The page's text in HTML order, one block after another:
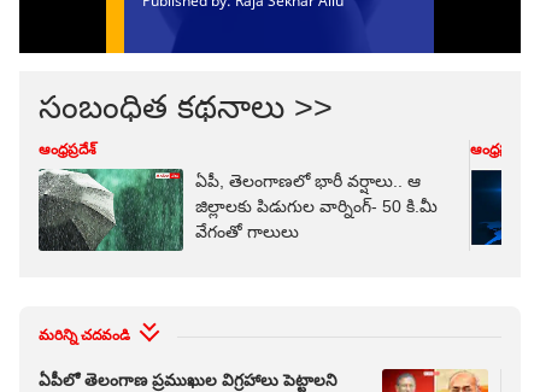
సంబంధిత కథనాలు >>
ఆంధ్రప్రదేశ్
ఏపీ, తెలంగాణలో భారీ వర్షాలు.. ఆ
జిల్లాలకు పిడుగుల వార్నింగ్- 50 కి.మీ
వేగంతో గాలులు
ఆంధ్రప్రదేశ్
మరిన్ని చదవండి
ఏపీలో తెలంగాణ ప్రముఖుల విగ్రహాలు పెట్టాలని